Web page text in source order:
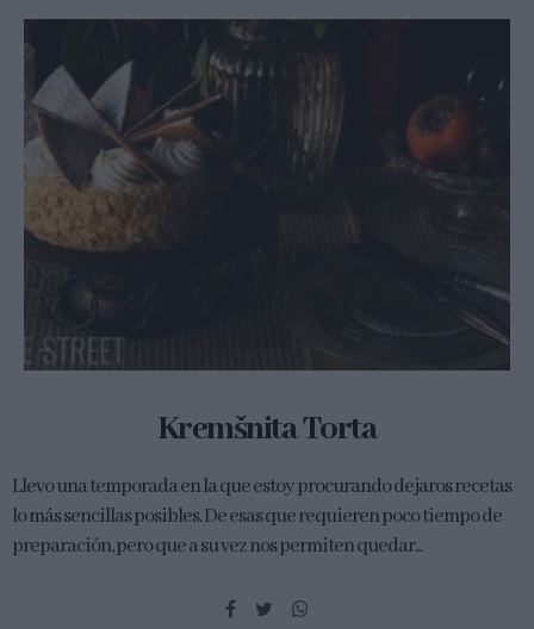
Kremšnita Torta
Llevo una temporada en la que estoy procurando dejaros recetas
lo más sencillas posibles. De esas que requieren poco tiempo de
preparación, pero que a su vez nos permiten quedar...